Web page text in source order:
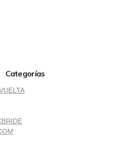
Categorías